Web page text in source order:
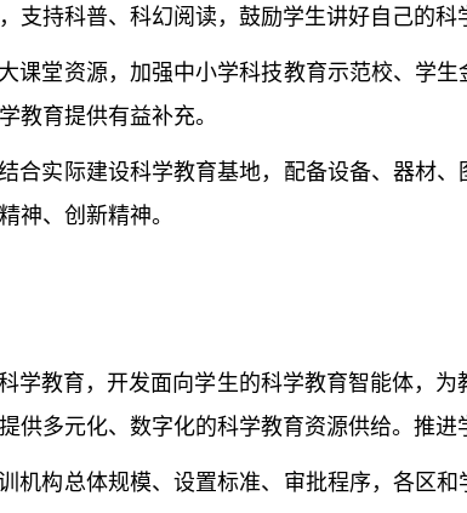
支持科普、科幻阅读，鼓励学生讲好自己的科
堂资源，加强中小学科技教育示范校、学生
教育提供有益补充。
实际建设科学教育基地，配备设备、器材、
神、创新精神。
教育，开发面向学生的科学教育智能体，为
供多元化、数字化的科学教育资源供给。推进
构总体规模、设置标准、审批程序，各区和